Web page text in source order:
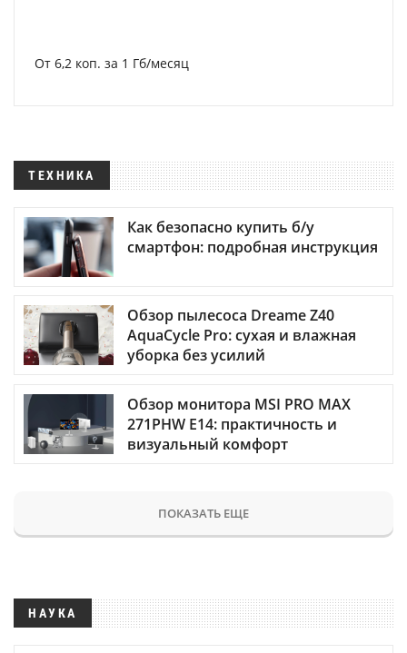
От 6,2 коп. за 1 Гб/месяц
ТЕХНИКА
Как безопасно купить б/у
смартфон: подробная инструкция
Обзор пылесоса Dreame Z40
AquaCycle Pro: сухая и влажная
уборка без усилий
Обзор монитора MSI PRO MAX
271PHW E14: практичность и
визуальный комфорт
ПОКАЗАТЬ ЕЩЕ
НАУКА